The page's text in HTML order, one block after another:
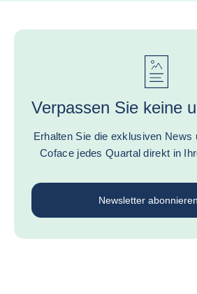
Erhalten Sie die exklusiven News
Coface jedes Quartal direkt in
Newsletter abonnieren